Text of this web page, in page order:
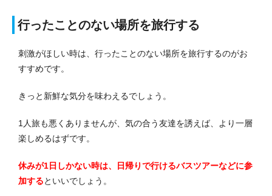
行ったことのない場所を旅行する
刺激がほしい時は、行ったことのない場所を旅行するのがお
すすめです。
きっと新鮮な気分を味わえるでしょう。
1人旅も悪くありませんが、気の合う友達を誘えば、より一層
楽しめるはずです。
休みが1日しかない時は、日帰りで行けるバスツアーなどに参
加するといいでしょう。